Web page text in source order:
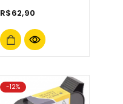
Velocidade 10gbs
R$62,90
-12%